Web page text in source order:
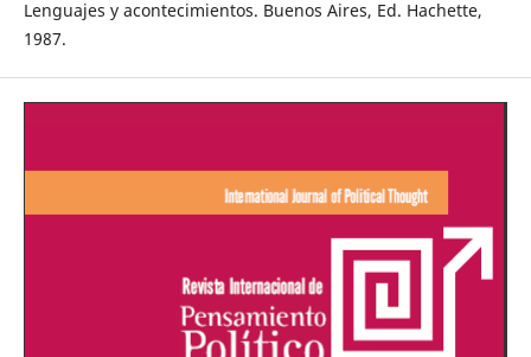
Lenguajes y acontecimientos. Buenos Aires, Ed. Hachette,
1987.